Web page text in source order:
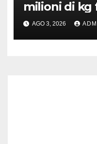
milioni di kg
senza
AGO 3, 2026